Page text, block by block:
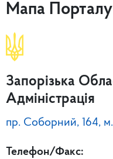
Мапа Порталу
Запорізька
Адміністрація
пр. Соборний, 164,
Телефон/Факс: